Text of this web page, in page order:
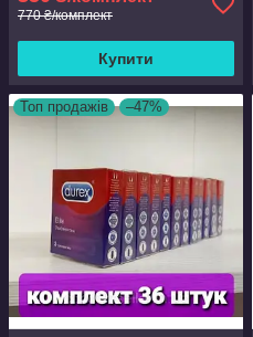
770 ₴/комплект
Купити
Топ продажів –47%